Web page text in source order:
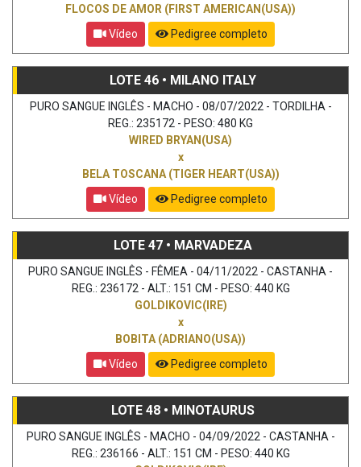
FLOCOS DE AMOR (FIRST AMERICAN(USA))
Vídeo
Pedigree completo
LOTE 46 • MILANO ITALY
PURO SANGUE INGLÊS - MACHO - 08/07/2022 - TORDILHA -
REG.: 235172 - PESO: 480 KG
WIRED BRYAN(USA)
x
BELA TOSCANA (TIGER HEART(USA))
Vídeo
Pedigree completo
LOTE 47 • MARVADEZA
PURO SANGUE INGLÊS - FÊMEA - 04/11/2022 - CASTANHA -
REG.: 236172 - ALT.: 151 CM - PESO: 440 KG
GOLDIKOVIC(IRE)
x
BOBITA (ADRIANO(USA))
Vídeo
Pedigree completo
LOTE 48 • MINOTAURUS
PURO SANGUE INGLÊS - MACHO - 04/09/2022 - CASTANHA -
REG.: 236166 - ALT.: 151 CM - PESO: 440 KG